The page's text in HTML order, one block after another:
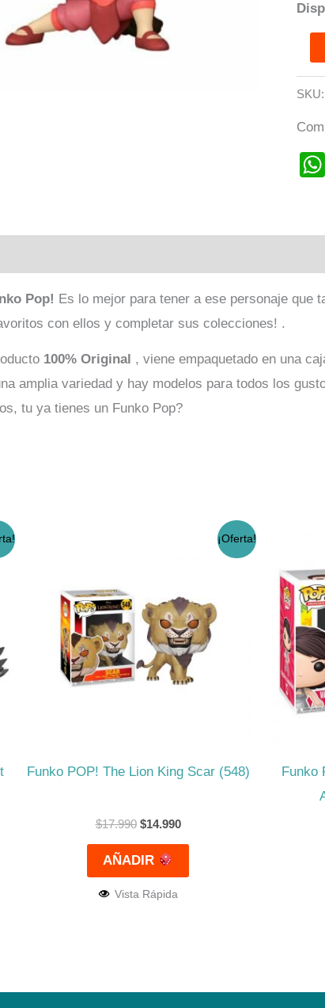
SKU:
Pop! Es lo mejor para tener a ese personaje que
con ellos y completar sus colecciones! .
100% Original , viene empaquetado en una
amplia variedad y hay modelos para todos los
tu ya tienes un Funko Pop?
¡Oferta!
Funko POP! The Lion King Scar (548)
$17.990 $14.990
AÑADIR
Vista Rápida
Funko